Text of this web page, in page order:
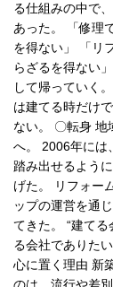
る仕組みの中で
あった。 「修理
を得ない」 「リ
らざるを得ない
して帰っていく
は建てる時だけ
ない。 〇転身 地
へ。 2006年には
踏み出せるよう
げた。 リフォー
ップの運営を通
てきた。 “建て
る会社でありた
心に置く理由 新